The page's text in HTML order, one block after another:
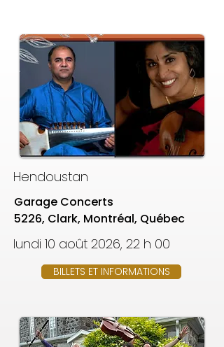
Hendoustan
Garage Concerts
5226, Clark, Montréal, Québec
lundi 10 août 2026, 22 h 00
BILLETS ET INFORMATIONS